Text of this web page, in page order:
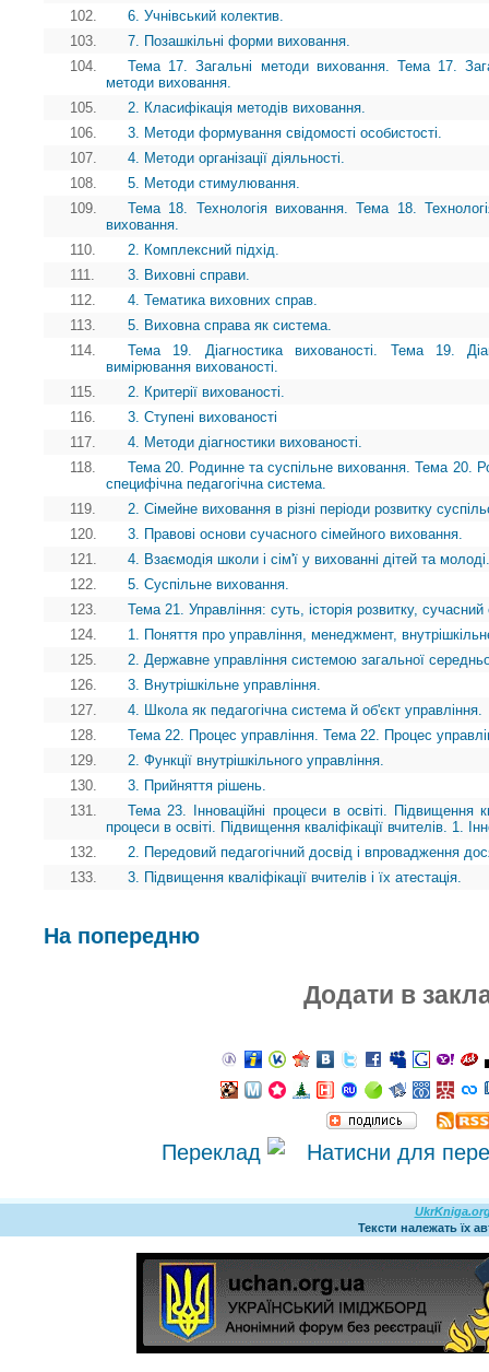
102.
6. Учнівський колектив.
103.
7. Позашкільні форми виховання.
104.
Тема 17. Загальні методи виховання. Тема 17.
методи виховання.
105.
2. Класифікація методів виховання.
106.
3. Методи формування свідомості особистості.
107.
4. Методи організації діяльності.
108.
5. Методи стимулювання.
109.
Тема 18. Технологія виховання. Тема 18.
виховання.
110.
2. Комплексний підхід.
111.
3. Виховні справи.
112.
4. Тематика виховних справ.
113.
5. Виховна справа як система.
114.
Тема 19. Діагностика вихованості. Тема 19.
вимірювання вихованості.
115.
2. Критерії вихованості.
116.
3. Ступені вихованості
117.
4. Методи діагностики вихованості.
118.
Тема 20. Родинне та суспільне виховання. Тема 20.
специфічна педагогічна система.
119.
2. Сімейне виховання в різні періоди розвитку
120.
3. Правові основи сучасного сімейного виховання.
121.
4. Взаємодія школи і сім'ї у вихованні дітей та молоді.
122.
5. Суспільне виховання.
123.
Тема 21. Управління: суть, історія розвитку,
124.
1. Поняття про управління, менеджмент,
125.
2. Державне управління системою загальної
126.
3. Внутрішкільне управління.
127.
4. Школа як педагогічна система й об'єкт управління.
128.
Тема 22. Процес управління. Тема 22. Процес
129.
2. Функції внутрішкільного управління.
130.
3. Прийняття рішень.
131.
Тема 23. Інноваційні процеси в освіті. Підвищення
процеси в освіті. Підвищення кваліфікації вчителів. 1.
132.
2. Передовий педагогічний досвід і впровадження
133.
3. Підвищення кваліфікації вчителів і їх атестація.
На попередню
Додати в
Переклад
Тексти належать їх